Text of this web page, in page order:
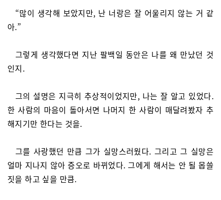
“많이 생각해 보았지만, 난 너랑은 잘 어울리지 않는 거 같
아.”
그렇게 생각했다면 지난 팔백일 동안은 나를 왜 만났던 것
인지.
그의 설명은 지극히 추상적이었지만, 나는 잘 알고 있었다.
한 사람의 마음이 돌아서면 나머지 한 사람이 매달려봤자 추
해지기만 한다는 것을.
그를 사랑했던 만큼 그가 실망스러웠다. 그리고 그 실망은
얼마 지나지 않아 증오로 바뀌었다. 그에게 해서는 안 될 몹쓸
짓을 하고 싶을 만큼.